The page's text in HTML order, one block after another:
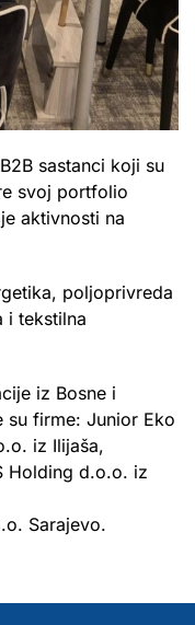
sastanci koji su
svoj portfolio
aktivnosti na
poljoprivreda
i tekstilna
iz Bosne i
su firme: Junior Eko
iz Ilijaša,
Holding d.o.o. iz
Sarajevo.